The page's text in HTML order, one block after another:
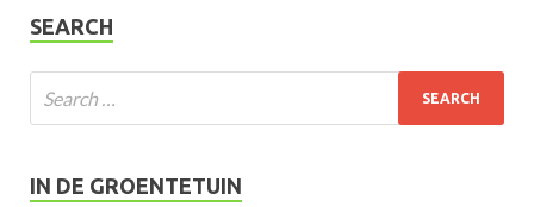
SEARCH
IN DE GROENTETUIN